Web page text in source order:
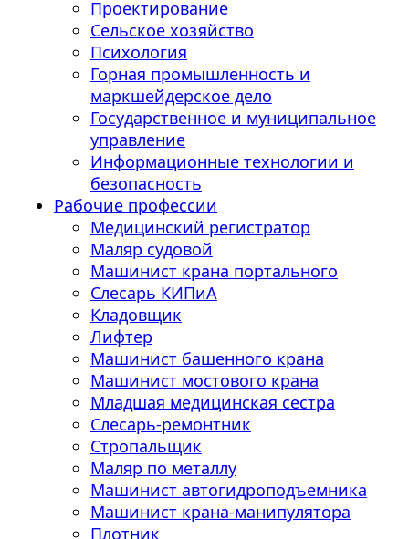
Проектирование
Сельское хозяйство
Психология
Горная промышленность и
маркшейдерское дело
Государственное и муниципальное
управление
Информационные технологии и
безопасность
Рабочие профессии
Медицинский регистратор
Маляр судовой
Машинист крана портального
Слесарь КИПиА
Кладовщик
Лифтер
Машинист башенного крана
Машинист мостового крана
Младшая медицинская сестра
Слесарь-ремонтник
Стропальщик
Маляр по металлу
Машинист автогидроподъемника
Машинист крана-манипулятора
Плотник